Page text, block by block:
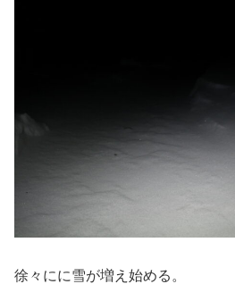
徐々にに雪が増え始める。